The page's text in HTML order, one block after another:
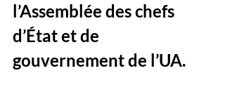
l’Assemblée des chefs
d’État et de
gouvernement de l’UA.